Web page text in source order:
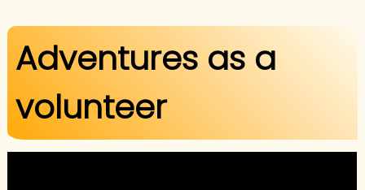
Jelenlegi hely
Adventures as a
volunteer